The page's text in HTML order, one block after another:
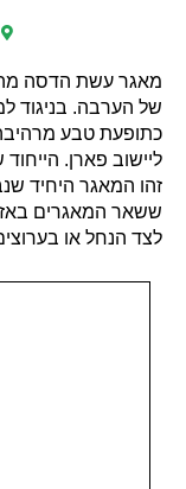
מאגר עשת הדסה
של הערבה. בניגוד
כתופעת טבע
ליישוב פארן.
זהו המאגר היחיד
ששאר המאגרים
לצד הנחל או